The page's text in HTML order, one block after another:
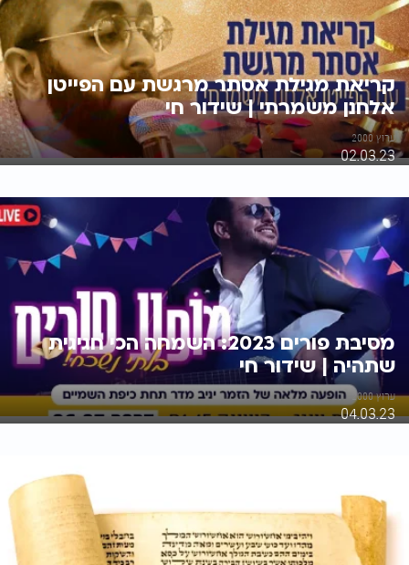
קריאת מגילת אסתר מרגשת עם הפייטן
אלחנן משמרתי | שידור חי
ערוץ 2000
02.03.23
מסיבת פורים 2023: השמחה הכי חגיגית
שתהיה | שידור חי
ערוץ 2000
04.03.23